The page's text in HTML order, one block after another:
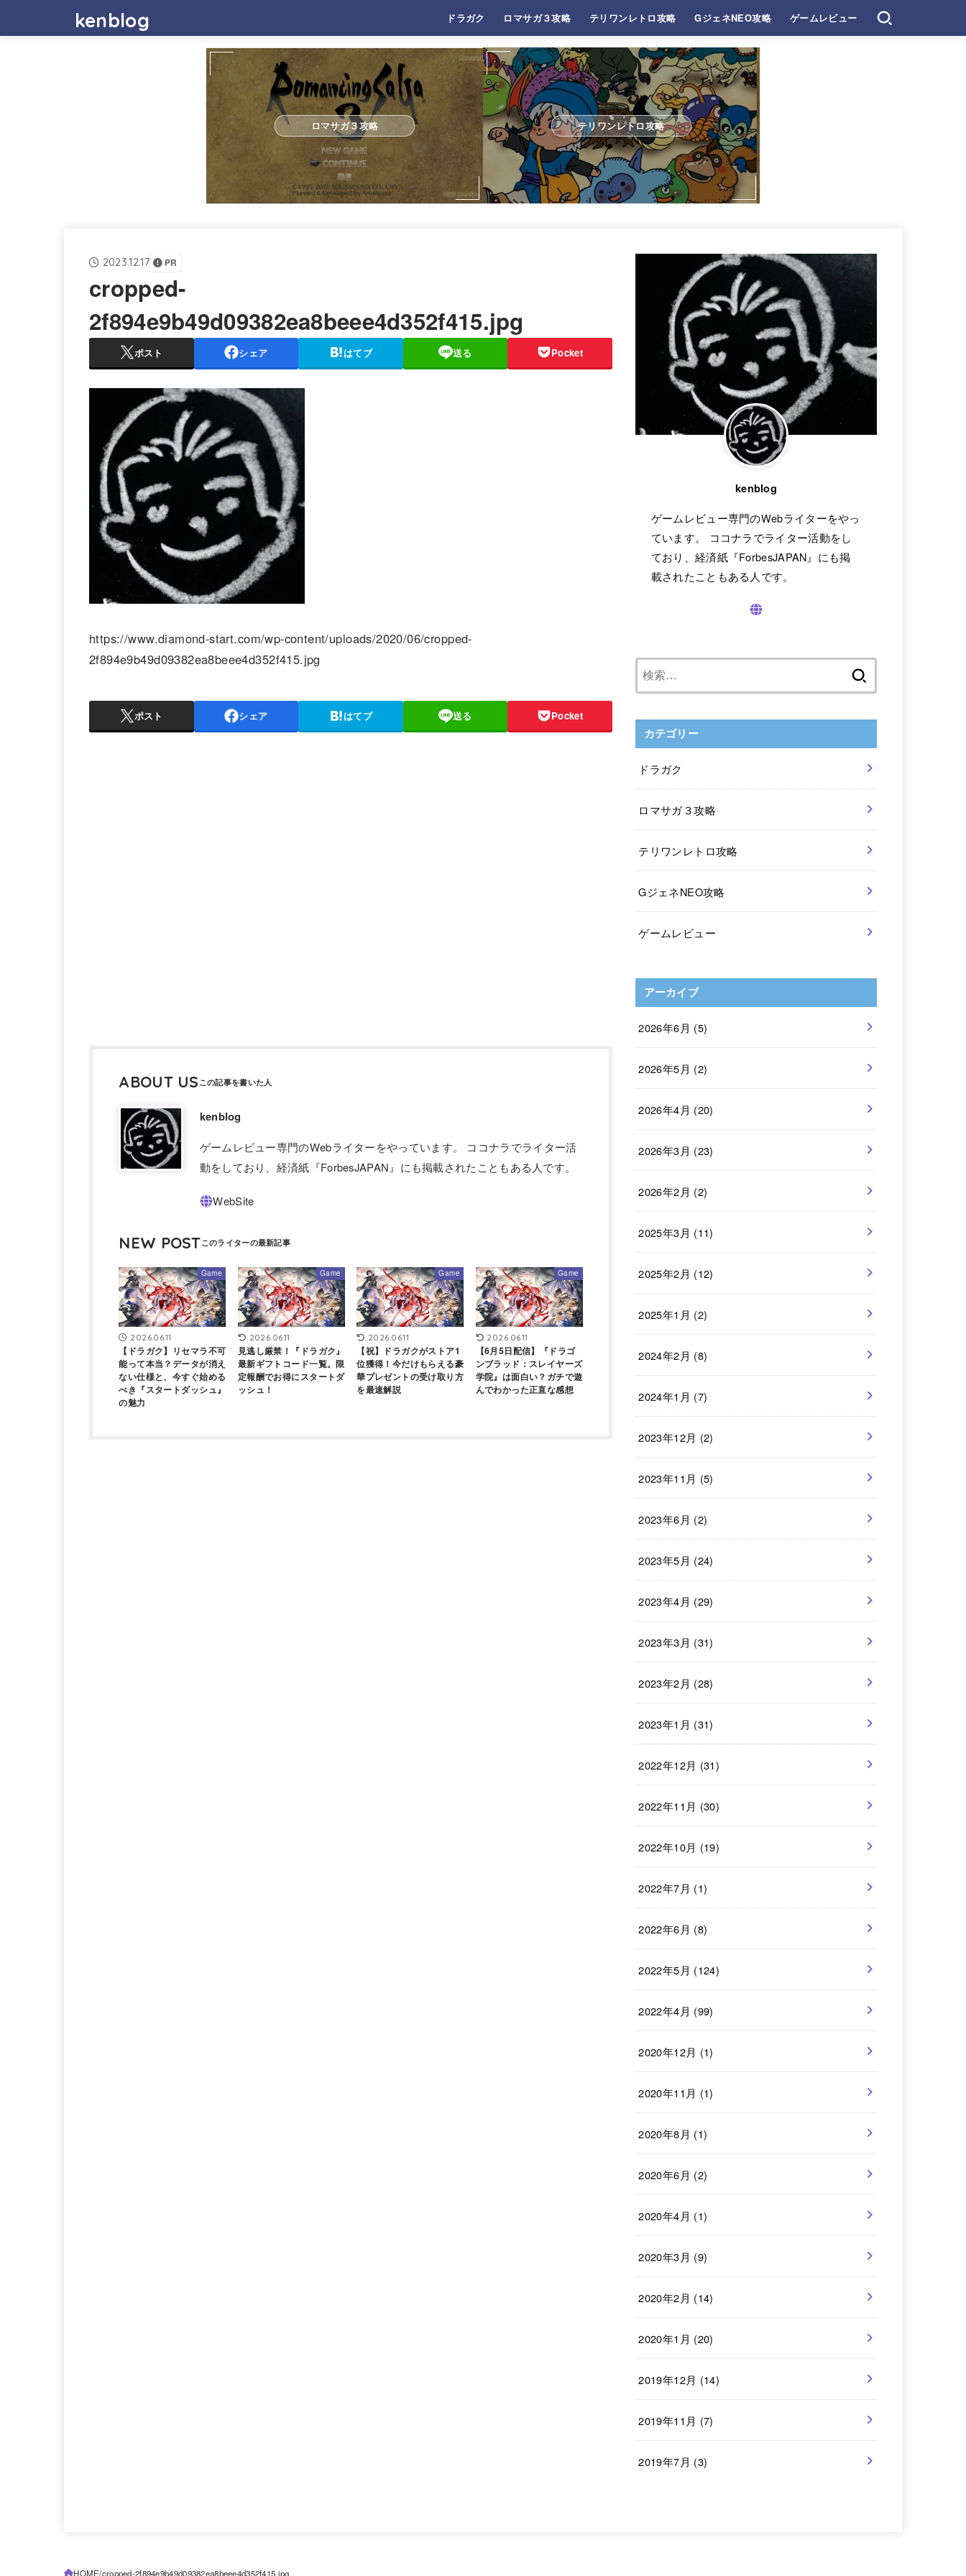
kenblog ドラガク ロマサガ３攻略 テリワンレトロ攻略 GジェネNEO攻略 ゲームレビュー
ロマサガ３攻略 テリワンレトロ攻略
2023.12.17 PR
cropped-
2f894e9b49d09382ea8beee4d352f415.jpg
ポスト シェア はてブ 送る Pocket
https://www.diamond-start.com/wp-content/uploads/2020/06/cropped-
2f894e9b49d09382ea8beee4d352f415.jpg
ポスト シェア はてブ 送る Pocket
ABOUT US
kenblog
ゲームレビュー専門のWebライターをやっています。 ココナラでライター活
動をしており、経済紙『ForbesJAPAN』にも掲載されたこともある人です。
NEW POST
Game
2026.06.11
【ドラガク】リセマラ不可
能って本当？データが消え
ない仕様と、今すぐ始める
べき『スタートダッシュ』
の魅力
Game
2026.06.11
見逃し厳禁！『ドラガク』
最新ギフトコード一覧。限
定報酬でお得にスタートダ
ッシュ！
Game
2026.06.11
【祝】ドラガクがストア1
位獲得！今だけもらえる豪
華プレゼントの受け取り方
を最速解説
Game
2026.06.11
【6月5日配信】『ドラゴ
ンブラッド：スレイヤーズ
学院』は面白い？ガチで遊
んでわかった正直な感想
kenblog
ゲームレビュー専門のWebライターをやっ
ています。 ココナラでライター活動をし
ており、経済紙『ForbesJAPAN』にも掲
載されたこともある人です。
カテゴリー
ドラガク
ロマサガ３攻略
テリワンレトロ攻略
GジェネNEO攻略
ゲームレビュー
アーカイブ
2026年6月 (5)
2026年5月 (2)
2026年4月 (20)
2026年3月 (23)
2026年2月 (2)
2025年3月 (11)
2025年2月 (12)
2025年1月 (2)
2024年2月 (8)
2024年1月 (7)
2023年12月 (2)
2023年11月 (5)
2023年6月 (2)
2023年5月 (24)
2023年4月 (29)
2023年3月 (31)
2023年2月 (28)
2023年1月 (31)
2022年12月 (31)
2022年11月 (30)
2022年10月 (19)
2022年7月 (1)
2022年6月 (8)
2022年5月 (124)
2022年4月 (99)
2020年12月 (1)
2020年11月 (1)
2020年8月 (1)
2020年6月 (2)
2020年4月 (1)
2020年3月 (9)
2020年2月 (14)
2020年1月 (20)
2019年12月 (14)
2019年11月 (7)
2019年7月 (3)
HOME cropped-2f894e9b49d09382ea8beee4d352f415.jpg